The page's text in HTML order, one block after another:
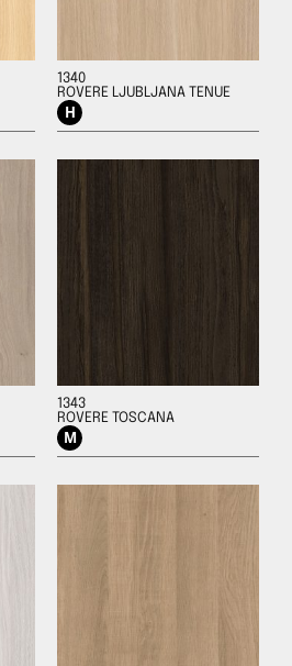
1340
ROVERE LJUBLJANA TENUE
1343
ROVERE TOSCANA